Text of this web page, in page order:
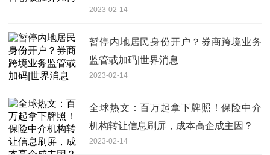
2023-02-14
暂停内地居民身份开户？券商跨境业务
监管或加码|世界消息
2023-02-14
全球热文：百万起拿下牌照！保险中介
机构转让信息刷屏，成本高企成主因？
2023-02-14